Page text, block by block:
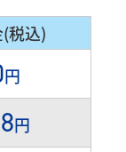
税込)
円
円